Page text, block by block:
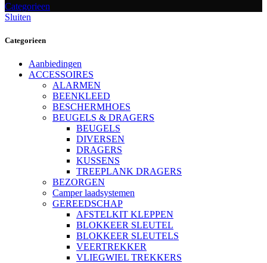
Categorieen
Sluiten
Categorieen
Aanbiedingen
ACCESSOIRES
ALARMEN
BEENKLEED
BESCHERMHOES
BEUGELS & DRAGERS
BEUGELS
DIVERSEN
DRAGERS
KUSSENS
TREEPLANK DRAGERS
BEZORGEN
Camper laadsystemen
GEREEDSCHAP
AFSTELKIT KLEPPEN
BLOKKEER SLEUTEL
BLOKKEER SLEUTELS
VEERTREKKER
VLIEGWIEL TREKKERS